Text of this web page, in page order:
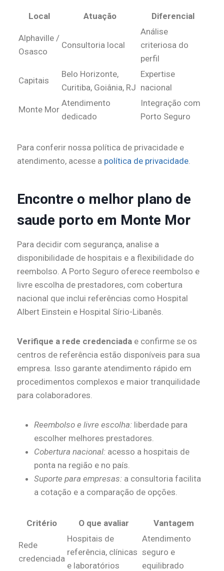
Local Atuação Diferencial
Alphaville /
Osasco
Consultoria local
Análise
criteriosa do
perfil
Capitais
Belo Horizonte,
Curitiba, Goiânia, RJ
Expertise
nacional
Monte Mor
Atendimento
dedicado
Integração com
Porto Seguro
Para conferir nossa política de privacidade e
atendimento, acesse a política de privacidade
Encontre o melhor plano de
saude porto em Monte Mor
Para decidir com segurança, analise a
disponibilidade de hospitais e a flexibilidade do
reembolso. A Porto Seguro oferece reembolso e
livre escolha de prestadores, com cobertura
nacional que inclui referências como Hospital
Albert Einstein e Hospital Sírio-Libanês.
Verifique a rede credenciada e confirme se os
centros de referência estão disponíveis para sua
empresa. Isso garante atendimento rápido em
procedimentos complexos e maior tranquilidade
para colaboradores.
Reembolso e livre escolha: liberdade para
escolher melhores prestadores.
Cobertura nacional: acesso a hospitais de
ponta na região e no país.
Suporte para empresas: a consultoria facilita
a cotação e a comparação de opções.
Critério O que avaliar Vantagem
Rede
credenciada
Hospitais de
referência, clínicas
e laboratórios
Atendimento
seguro e
equilibrado